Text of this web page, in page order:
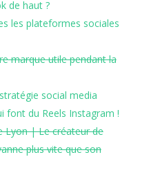
de haut ?
les plateformes sociales
marque utile pendant la
social media
font du Reels Instagram !
Lyon | Le créateur de
plus vite que son